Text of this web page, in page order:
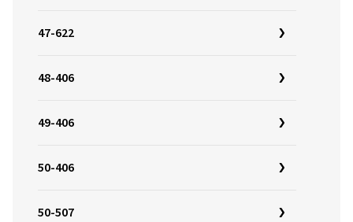
47-622
48-406
49-406
50-406
50-507